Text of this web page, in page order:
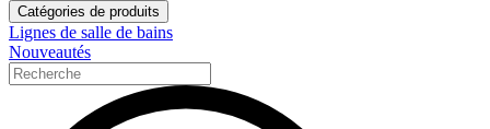
Catégories de produits
Lignes de salle de bains
Nouveautés